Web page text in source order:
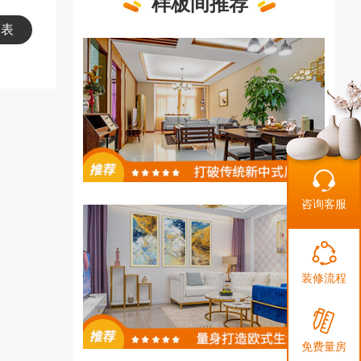
咨询客服
装修流程
免费量房